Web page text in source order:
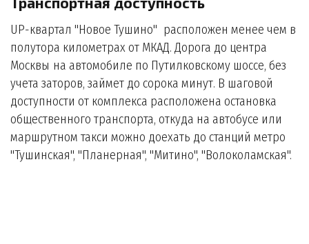
UP-квартал "Новое Тушино" расположен менее чем в
полутора километрах от МКАД. Дорога до центра
Москвы на автомобиле по Путилковскому шоссе, без
учета заторов, займет до сорока минут. В шаговой
доступности от комплекса расположена остановка
общественного транспорта, откуда на автобусе или
маршрутном такси можно доехать до станций метро
"Тушинская", "Планерная", "Митино", "Волоколамская".